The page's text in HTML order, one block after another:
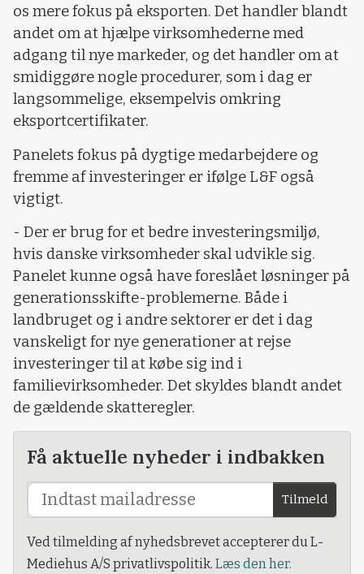
os mere fokus på eksporten. Det handler blandt
andet om at hjælpe virksomhederne med
adgang til nye markeder, og det handler om at
smidiggøre nogle procedurer, som i dag er
langsommelige, eksempelvis omkring
eksportcertifikater.
Panelets fokus på dygtige medarbejdere og
fremme af investeringer er ifølge L&F også
vigtigt.
- Der er brug for et bedre investeringsmiljø,
hvis danske virksomheder skal udvikle sig.
Panelet kunne også have foreslået løsninger på
generationsskifte-problemerne. Både i
landbruget og i andre sektorer er det i dag
vanskeligt for nye generationer at rejse
investeringer til at købe sig ind i
familievirksomheder. Det skyldes blandt andet
de gældende skatteregler.
Få aktuelle nyheder i indbakken
Tilmeld
Ved tilmelding af nyhedsbrevet accepterer du L-
Mediehus A/S privatlivspolitik. Læs den her.